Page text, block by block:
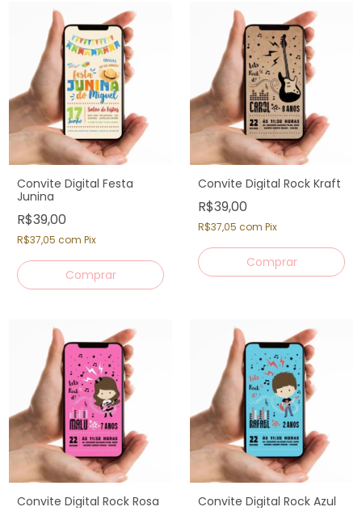
Convite Digital Festa
Junina
R$39,00
R$37,05 com Pix
Convite Digital Rock Kraft
R$39,00
R$37,05 com Pix
Convite Digital Rock Rosa Convite Digital Rock Azul